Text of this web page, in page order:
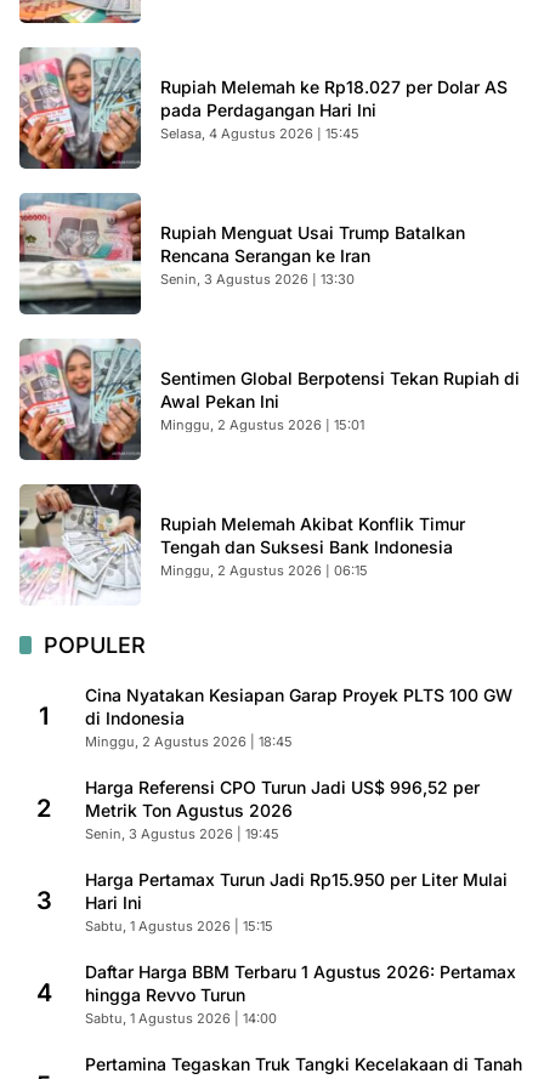
Rupiah Melemah ke Rp18.027 per Dolar AS
pada Perdagangan Hari Ini
Selasa, 4 Agustus 2026 | 15:45
Rupiah Menguat Usai Trump Batalkan
Rencana Serangan ke Iran
Senin, 3 Agustus 2026 | 13:30
Sentimen Global Berpotensi Tekan Rupiah di
Awal Pekan Ini
Minggu, 2 Agustus 2026 | 15:01
Rupiah Melemah Akibat Konflik Timur
Tengah dan Suksesi Bank Indonesia
Minggu, 2 Agustus 2026 | 06:15
POPULER
1
Cina Nyatakan Kesiapan Garap Proyek PLTS 100 GW
di Indonesia
Minggu, 2 Agustus 2026 | 18:45
2
Harga Referensi CPO Turun Jadi US$ 996,52 per
Metrik Ton Agustus 2026
Senin, 3 Agustus 2026 | 19:45
3
Harga Pertamax Turun Jadi Rp15.950 per Liter Mulai
Hari Ini
Sabtu, 1 Agustus 2026 | 15:15
4
Daftar Harga BBM Terbaru 1 Agustus 2026: Pertamax
hingga Revvo Turun
Sabtu, 1 Agustus 2026 | 14:00
Pertamina Tegaskan Truk Tangki Kecelakaan di Tanah